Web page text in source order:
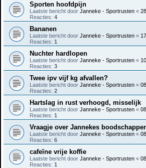
Sporten hoofdpijn
Laatste bericht door Janneke - Sportrusten «
Reacties: 4
Bananen
Laatste bericht door Janneke - Sportrusten «
Reacties: 1
Nuchter hardlopen
Laatste bericht door Janneke - Sportrusten «
Reacties: 3
Twee ipv vijf kg afvallen?
Laatste bericht door Janneke - Sportrusten «
Reacties: 2
Hartslag in rust verhoogd, misselijk
Laatste bericht door Janneke - Sportrusten «
Reacties: 1
Vraagje over Jannekes
Laatste bericht door Janneke - Sportrusten «
Reacties: 6
cafeïne vrije koffie
Laatste bericht door Janneke - Sportrusten «
Reacties: 1